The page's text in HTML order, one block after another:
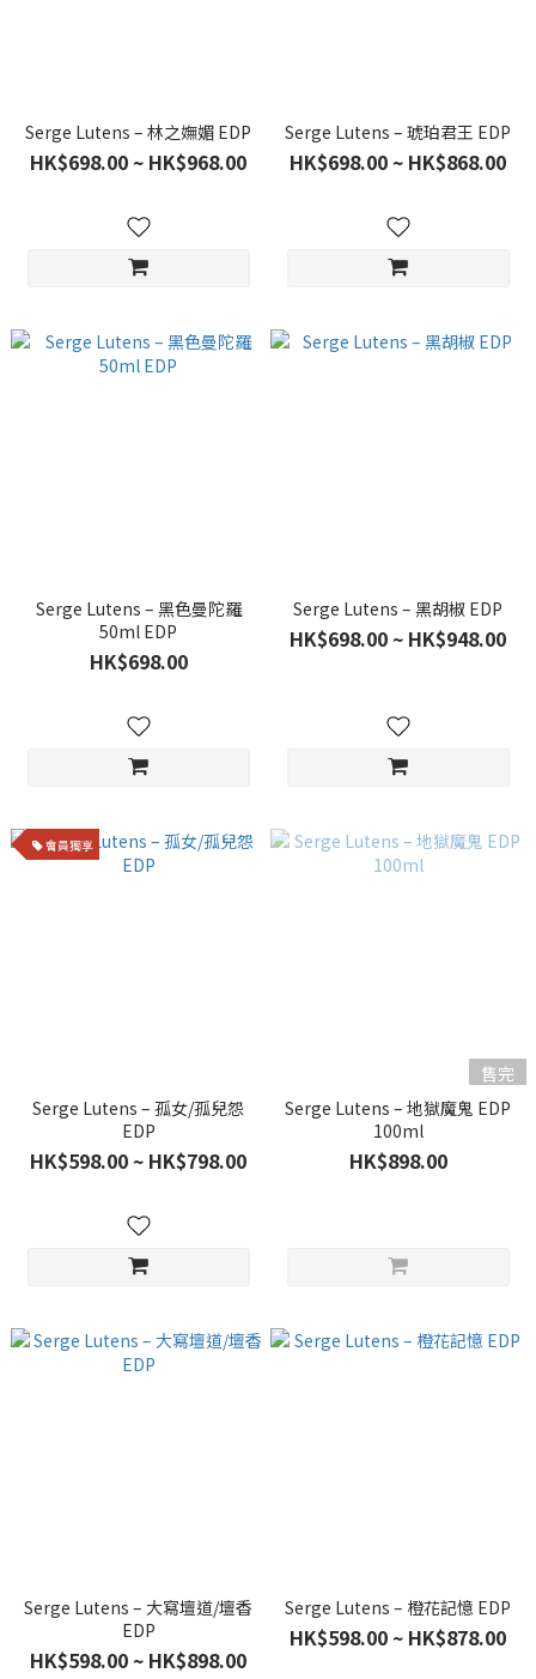
Serge Lutens – 林之嫵媚 EDP
HK$698.00 ~ HK$968.00
Serge Lutens – 琥珀君王 EDP
HK$698.00 ~ HK$868.00
Serge Lutens – 黑色曼陀羅
50ml EDP
HK$698.00
Serge Lutens – 黑胡椒 EDP
HK$698.00 ~ HK$948.00
會員獨享
Serge Lutens – 孤女/孤兒怨
EDP
HK$598.00 ~ HK$798.00
售完
Serge Lutens – 地獄魔鬼 EDP
100ml
HK$898.00
Serge Lutens – 大寫壇道/壇香
EDP
HK$598.00 ~ HK$898.00
Serge Lutens – 橙花記憶 EDP
HK$598.00 ~ HK$878.00